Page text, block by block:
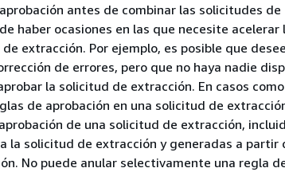
antes de combinar las solicitudes de
haber ocasiones en las que necesite acelerar
extracción. Por ejemplo, es posible que
de errores, pero que no haya nadie
la solicitud de extracción. En casos
de aprobación en una solicitud de
de una solicitud de extracción,
la solicitud de extracción y generadas a partir
No puede anular selectivamente una regla